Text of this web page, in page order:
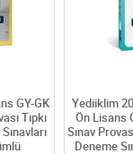
GY-GK
Tıpkı
Yediiklim
Ön Lisans
Sınav
Deneme